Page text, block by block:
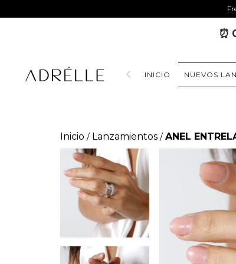
⏰
INICIO NUEVOS
Inicio / Lanzamientos / ANEL